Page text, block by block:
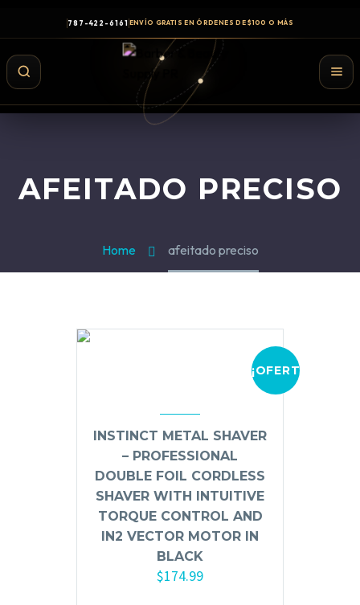
787-422-6161 ENVÍO GRATIS EN ÓRDENES DE $100 O MÁS
Tratamientos
Blowers, Planchas y Tenazas
Cepillos y Accesorios
Extensión de Cabello
AFEITADO PRECISO
Home afeitado preciso
¡OFERTA!
INSTINCT METAL SHAVER
– PROFESSIONAL
DOUBLE FOIL CORDLESS
SHAVER WITH INTUITIVE
TORQUE CONTROL AND
IN2 VECTOR MOTOR IN
BLACK
$174.99